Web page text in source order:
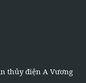
thủy điện A Vương